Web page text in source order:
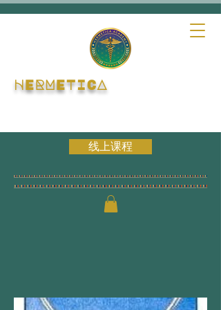
HERMETICA
线上课程